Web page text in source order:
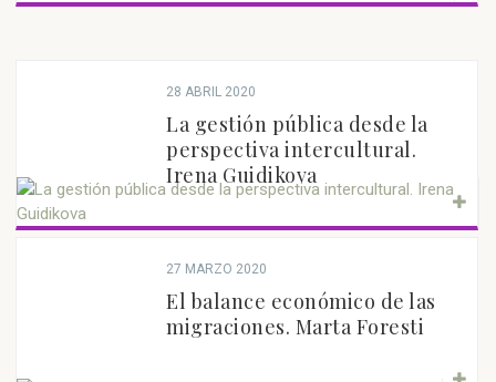
28 ABRIL 2020
La gestión pública desde la
perspectiva intercultural.
Irena Guidikova
27 MARZO 2020
El balance económico de las
migraciones. Marta Foresti